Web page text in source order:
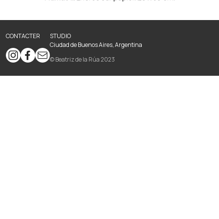
CONTACTER
STUDIO
Ciudad de Buenos Aires, Argentina
© Beatriz de la Rúa 2023